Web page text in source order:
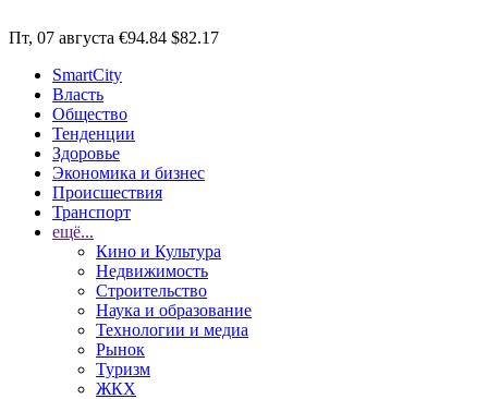
Пт, 07 августа €94.84 $82.17
SmartCity
Власть
Общество
Тенденции
Здоровье
Экономика и бизнес
Происшествия
Транспорт
ещё...
Кино и Культура
Недвижимость
Строительство
Наука и образование
Технологии и медиа
Рынок
Туризм
ЖКХ